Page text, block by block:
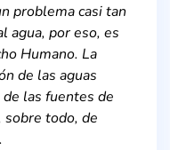
problema casi tan
agua, por eso, es
Humano. La
de las aguas
las fuentes de
sobre todo, de